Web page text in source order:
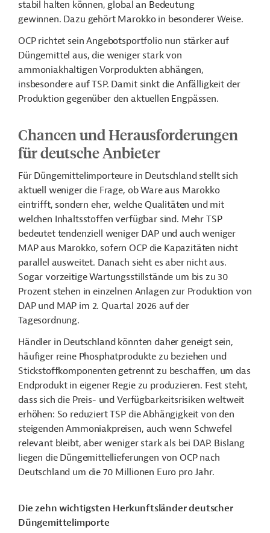
stabil halten können, global an Bedeutung
gewinnen. Dazu gehört Marokko in besonderer Weise.
OCP richtet sein Angebotsportfolio nun stärker auf
Düngemittel aus, die weniger stark von
ammoniakhaltigen Vorprodukten abhängen,
insbesondere auf TSP. Damit sinkt die Anfälligkeit der
Produktion gegenüber den aktuellen Engpässen.
Chancen und Herausforderungen
für deutsche Anbieter
Für Düngemittelimporteure in Deutschland stellt sich
aktuell weniger die Frage, ob Ware aus Marokko
eintrifft, sondern eher, welche Qualitäten und mit
welchen Inhaltsstoffen verfügbar sind. Mehr TSP
bedeutet tendenziell weniger DAP und auch weniger
MAP aus Marokko, sofern OCP die Kapazitäten nicht
parallel ausweitet. Danach sieht es aber nicht aus.
Sogar vorzeitige Wartungsstillstände um bis zu 30
Prozent stehen in einzelnen Anlagen zur Produktion von
DAP und MAP im 2. Quartal 2026 auf der
Tagesordnung.
Händler in Deutschland könnten daher geneigt sein,
häufiger reine Phosphatprodukte zu beziehen und
Stickstoffkomponenten getrennt zu beschaffen, um das
Endprodukt in eigener Regie zu produzieren. Fest steht,
dass sich die Preis- und Verfügbarkeitsrisiken weltweit
erhöhen: So reduziert TSP die Abhängigkeit von den
steigenden Ammoniakpreisen, auch wenn Schwefel
relevant bleibt, aber weniger stark als bei DAP. Bislang
liegen die Düngemittellieferungen von OCP nach
Deutschland um die 70 Millionen Euro pro Jahr.
Die zehn wichtigsten Herkunftsländer deutscher
Düngemittelimporte